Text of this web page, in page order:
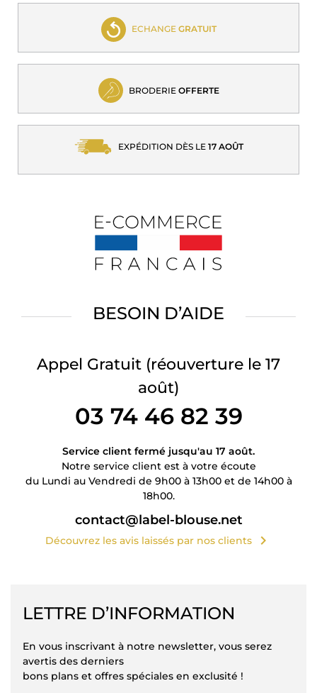
ECHANGE GRATUIT
BRODERIE OFFERTE
EXPÉDITION DÈS LE 17 AOÛT
BESOIN D’AIDE
Appel Gratuit (réouverture le 17
août)
03 74 46 82 39
Service client fermé jusqu'au 17 août.
Notre service client est à votre écoute
du Lundi au Vendredi de 9h00 à 13h00 et de 14h00 à
18h00.
contact@label-blouse.net
Découvrez les avis laissés par nos clients chevron_right
LETTRE D’INFORMATION
En vous inscrivant à notre newsletter, vous serez
avertis des derniers
bons plans et offres spéciales en exclusité !